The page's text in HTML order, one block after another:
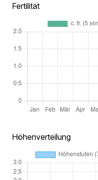
Fertilität
Höhenverteilung